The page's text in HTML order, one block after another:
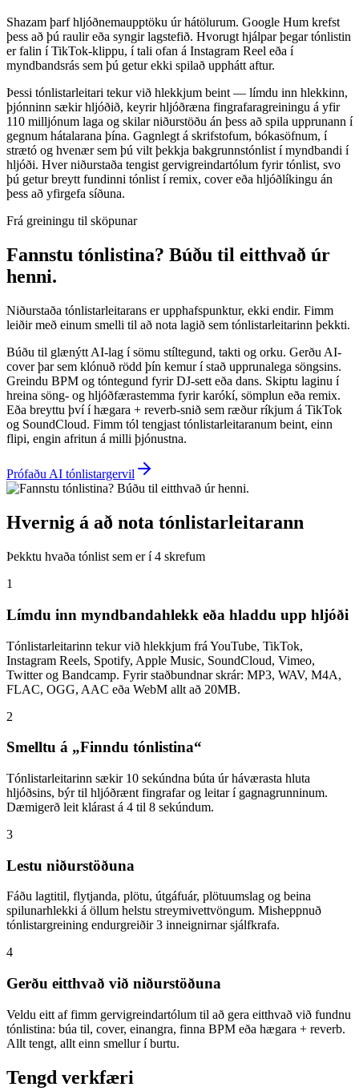
Shazam þarf hljóðnemaupptöku úr hátölurum. Google Hum krefst
þess að þú raulir eða syngir lagstefið. Hvorugt hjálpar þegar tónlistin
er falin í TikTok-klippu, í tali ofan á Instagram Reel eða í
myndbandsrás sem þú getur ekki spilað upphátt aftur.
Þessi tónlistarleitari tekur við hlekkjum beint — límdu inn hlekkinn,
þjónninn sækir hljóðið, keyrir hljóðræna fingrafaragreiningu á yfir
110 milljónum laga og skilar niðurstöðu án þess að spila upprunann í
gegnum hátalarana þína. Gagnlegt á skrifstofum, bókasöfnum, í
strætó og hvenær sem þú vilt þekkja bakgrunnstónlist í myndbandi í
hljóði. Hver niðurstaða tengist gervigreindartólum fyrir tónlist, svo
þú getur breytt fundinni tónlist í remix, cover eða hljóðlíkingu án
þess að yfirgefa síðuna.
Frá greiningu til sköpunar
Fannstu tónlistina? Búðu til eitthvað úr
henni.
Niðurstaða tónlistarleitarans er upphafspunktur, ekki endir. Fimm
leiðir með einum smelli til að nota lagið sem tónlistarleitarinn þekkti.
Búðu til glænýtt AI-lag í sömu stíltegund, takti og orku. Gerðu AI-
cover þar sem klónuð rödd þín kemur í stað upprunalega söngsins.
Greindu BPM og tóntegund fyrir DJ-sett eða dans. Skiptu laginu í
hreina söng- og hljóðfærastemma fyrir karókí, sömplun eða remix.
Eða breyttu því í hægara + reverb-snið sem ræður ríkjum á TikTok
og SoundCloud. Fimm tól tengjast tónlistarleitaranum beint, einn
flipi, engin afritun á milli þjónustna.
Prófaðu AI tónlistargervil
Hvernig á að nota tónlistarleitarann
Þekktu hvaða tónlist sem er í 4 skrefum
1
Límdu inn myndbandahlekk eða hladdu upp hljóði
Tónlistarleitarinn tekur við hlekkjum frá YouTube, TikTok,
Instagram Reels, Spotify, Apple Music, SoundCloud, Vimeo,
Twitter og Bandcamp. Fyrir staðbundnar skrár: MP3, WAV, M4A,
FLAC, OGG, AAC eða WebM allt að 20MB.
2
Smelltu á „Finndu tónlistina“
Tónlistarleitarinn sækir 10 sekúndna búta úr háværasta hluta
hljóðsins, býr til hljóðrænt fingrafar og leitar í gagnagrunninum.
Dæmigerð leit klárast á 4 til 8 sekúndum.
3
Lestu niðurstöðuna
Fáðu lagtitil, flytjanda, plötu, útgáfuár, plötuumslag og beina
spilunarhlekki á öllum helstu streymivettvöngum. Misheppnuð
tónlistargreining endurgreiðir 3 inneignirnar sjálfkrafa.
4
Gerðu eitthvað við niðurstöðuna
Veldu eitt af fimm gervigreindartólum til að gera eitthvað við fundnu
tónlistina: búa til, cover, einangra, finna BPM eða hægara + reverb.
Allt tengt, allt einn smellur í burtu.
Tengd verkfæri